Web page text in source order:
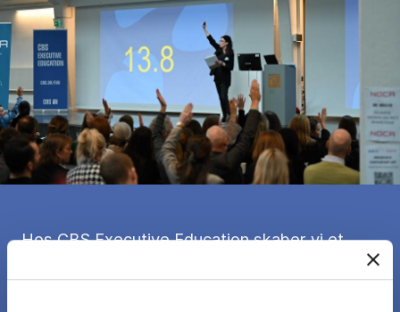
Hos CBS Executive Education skaber vi et